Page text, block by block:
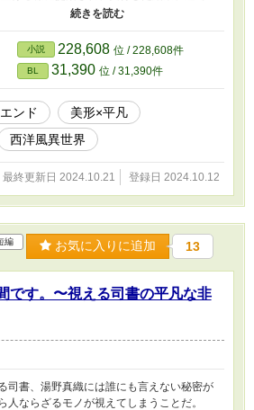
ていたイケメンを助けて一夜を共にしてし
いたい」とチケットを餌に迫られて……。
ら加速する幸運と不運に振り回されなが
日々の行いの良さで幸せを掴む話。 ※遊
男子×平凡。本編13話完結済み。以降は番
す。
小説 228,608 位 / 228,608件
BL 31,390 位 / 31,390件
ンド
美形×平凡
西洋風異世界
最終更新日 2024.10.21 登録日 2024.10.12
編 お気に入りに追加 13
です。〜視える司書の平凡な非
司書、湯野真織には誰にも言えない秘密が
人ならざるモノが視えてしまうことだ。